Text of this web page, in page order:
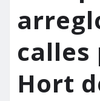
calles
Hort